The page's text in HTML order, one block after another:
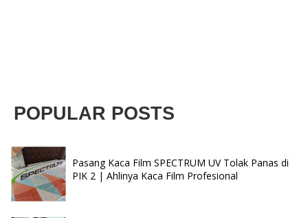
POPULAR POSTS
Pasang Kaca Film SPECTRUM UV Tolak Panas di
PIK 2 | Ahlinya Kaca Film Profesional